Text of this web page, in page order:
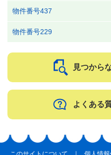
物件番号437
物件番号229
見つから
よくある